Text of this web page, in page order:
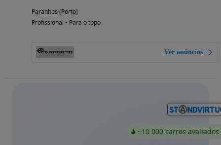
Paranhos (Porto)
Profissional • Para o topo
Ver anúncios
~10 000 carros